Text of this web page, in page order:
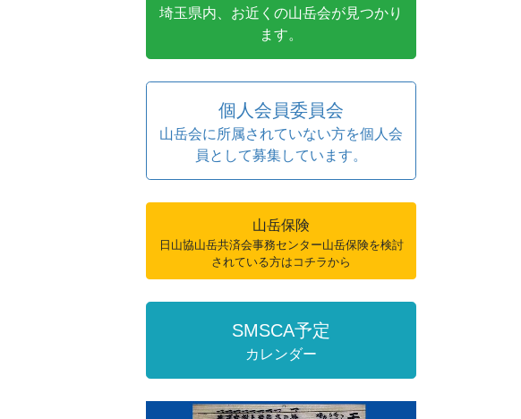
埼玉県内、お近くの山岳会が見つかり
ます。
個人会員委員会
山岳会に所属されていない方を個人会
員として募集しています。
山岳保険
日山協山岳共済会事務センター山岳保険を検討
されている方はコチラから
SMSCA予定
カレンダー